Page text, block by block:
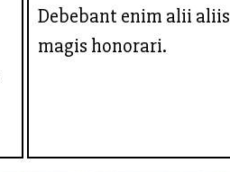
Debebant enim alii aliis
magis honorari.